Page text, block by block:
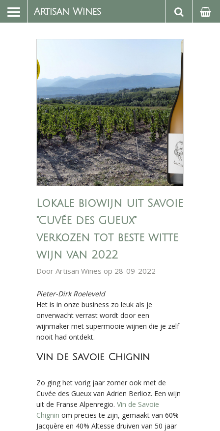
Artisan Wines
Lokale biowijn uit Savoie
"Cuvée des Gueux"
verkozen tot beste witte
wijn van 2022
Door Artisan Wines op 28-09-2022
Pieter-Dirk Roeleveld
Het is in onze business zo leuk als je
onverwacht verrast wordt door een
wijnmaker met supermooie wijnen die je zelf
nooit had ontdekt.
Vin de Savoie Chignin
Zo ging het vorig jaar zomer ook met de
Cuvée des Gueux van Adrien Berlioz. Een wijn
uit de Franse Alpenregio. Vin de Savoie
Chignin om precies te zijn, gemaakt van 60%
Jacquère en 40% Altesse druiven van 50 jaar